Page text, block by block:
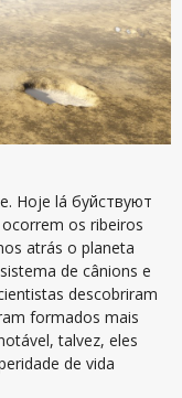
Hoje lá буйствуют
os ribeiros
atrás o planeta
de cânions e
descobriram
formados mais
talvez, eles
de vida